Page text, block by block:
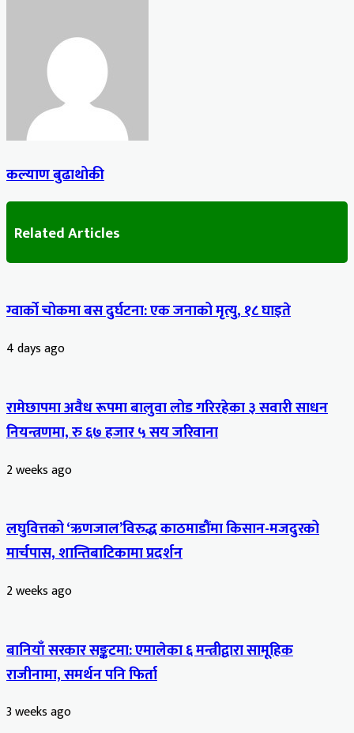
कल्याण बुढाथोकी
Related Articles
ग्वार्को चोकमा बस दुर्घटना: एक जनाको मृत्यु, १८ घाइते
4 days ago
रामेछापमा अवैध रूपमा बालुवा लोड गरिरहेका ३ सवारी साधन
नियन्त्रणमा, रु ६७ हजार ५ सय जरिवाना
2 weeks ago
लघुवित्तको ‘ऋणजाल’विरुद्ध काठमाडौंमा किसान-मजदुरको
मार्चपास, शान्तिबाटिकामा प्रदर्शन
2 weeks ago
बानियाँ सरकार सङ्कटमा: एमालेका ६ मन्त्रीद्वारा सामूहिक
राजीनामा, समर्थन पनि फिर्ता
3 weeks ago